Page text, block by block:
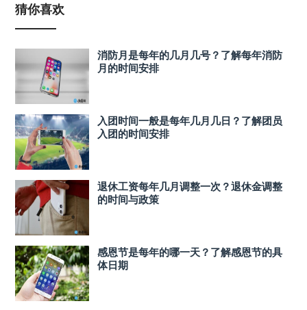
猜你喜欢
消防月是每年的几月几号？了解每年消防
月的时间安排
入团时间一般是每年几月几日？了解团员
入团的时间安排
退休工资每年几月调整一次？退休金调整
的时间与政策
感恩节是每年的哪一天？了解感恩节的具
体日期